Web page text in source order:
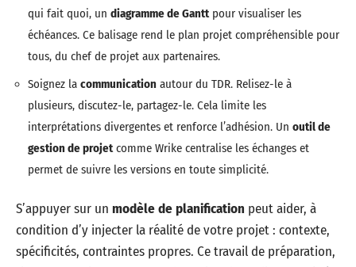
qui fait quoi, un diagramme de Ganttpour visualiser les
échéances. Ce balisage rend le plan projet compréhensible pour
tous, du chef de projet aux partenaires.
Soignez la communication autour du TDR. Relisez-le à
plusieurs, discutez-le, partagez-le. Cela limite les
interprétations divergentes et renforce l’adhésion. Un outil de
gestion de projet comme Wrike centralise les échanges et
permet de suivre les versions en toute simplicité.
S’appuyer sur un modèle de planification peut aider, à
condition d’y injecter la réalité de votre projet : contexte,
spécificités, contraintes propres. Ce travail de préparation,